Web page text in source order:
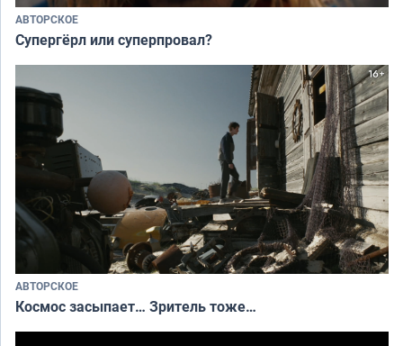
АВТОРСКОЕ
Супергёрл или суперпровал?
АВТОРСКОЕ
Космос засыпает… Зритель тоже…